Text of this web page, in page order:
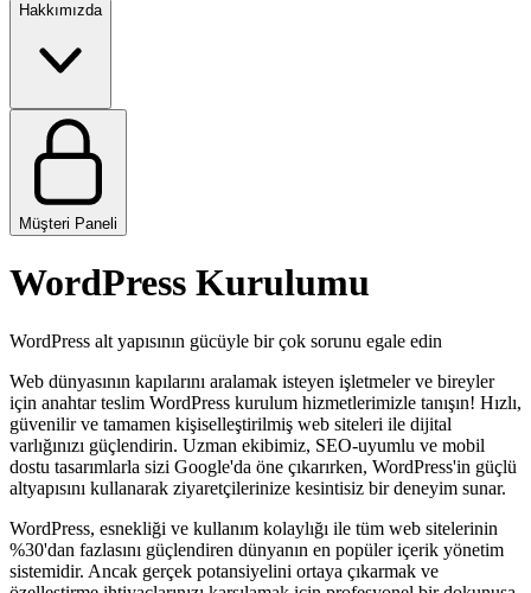
Hakkımızda
Müşteri Paneli
WordPress Kurulumu
WordPress alt yapısının gücüyle bir çok sorunu egale edin
Web dünyasının kapılarını aralamak isteyen işletmeler ve bireyler
için anahtar teslim WordPress kurulum hizmetlerimizle tanışın! Hızlı,
güvenilir ve tamamen kişiselleştirilmiş web siteleri ile dijital
varlığınızı güçlendirin. Uzman ekibimiz, SEO-uyumlu ve mobil
dostu tasarımlarla sizi Google'da öne çıkarırken, WordPress'in güçlü
altyapısını kullanarak ziyaretçilerinize kesintisiz bir deneyim sunar.
WordPress, esnekliği ve kullanım kolaylığı ile tüm web sitelerinin
%30'dan fazlasını güçlendiren dünyanın en popüler içerik yönetim
sistemidir. Ancak gerçek potansiyelini ortaya çıkarmak ve